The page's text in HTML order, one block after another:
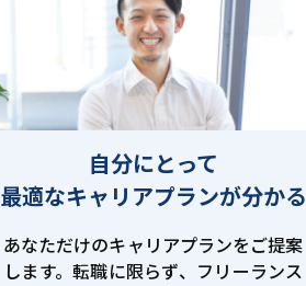
自分にとって
最適なキャリアプランが分かる
あなただけのキャリアプランをご提案
します。転職に限らず、フリーランス